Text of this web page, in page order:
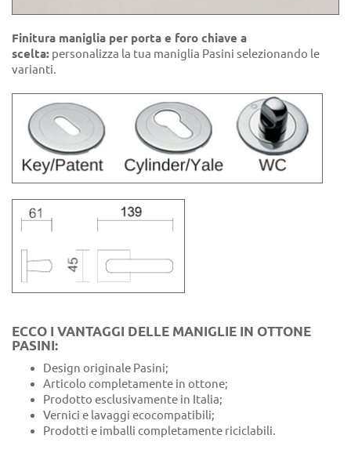
Finitura maniglia per porta e foro chiave a
scelta: personalizza la tua maniglia Pasini selezionando le
varianti.
ECCO I VANTAGGI DELLE MANIGLIE IN OTTONE
PASINI:
Design originale Pasini;
Articolo completamente in ottone;
Prodotto esclusivamente in Italia;
Vernici e lavaggi ecocompatibili;
Prodotti e imballi completamente riciclabili.